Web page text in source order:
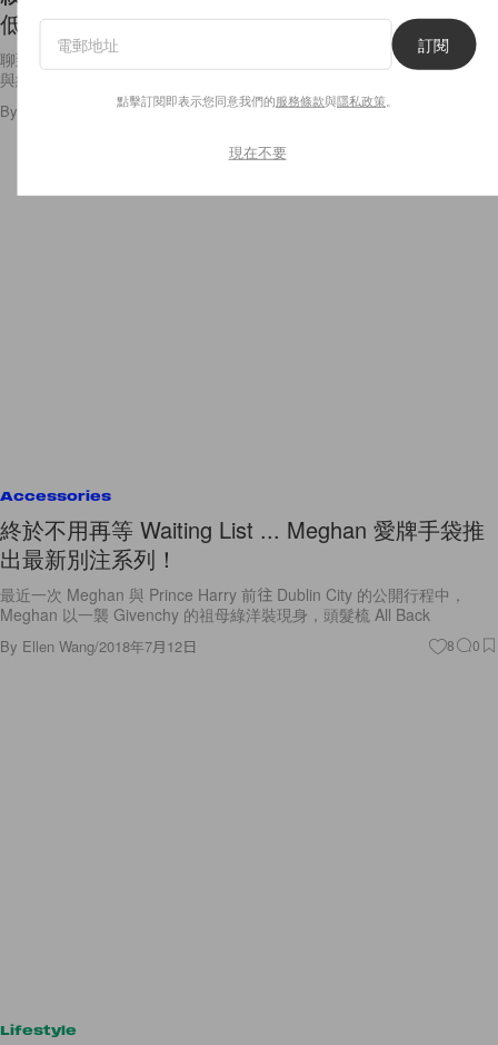
低調仙氣！
聊到刺青文化，或許已經不再將它與叛逆劃上等號，反而更多的是獨特性
與紀念意義。而近幾年開始在 Insragram
By 2018年7月12日
Accessories
終於不用再等 Waiting List ... Meghan 愛牌手袋推
出最新別注系列！
最近一次 Meghan 與 Prince Harry 前往 Dublin City 的公開行程中，
Meghan 以一襲 Givenchy 的祖母綠洋裝現身，頭髮梳 All Back
By Ellen Wang/2018年7月12日 8 0
Lifestyle
訂閱
點擊訂閱即表示您同意我們的服務條款與隱私政策
現在不要